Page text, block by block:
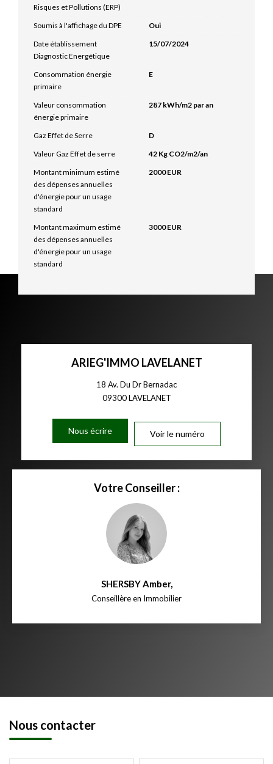
Risques et Pollutions (ERP)
Soumis à l'affichage du DPE
Oui
Date établissement
Diagnostic Energétique
15/07/2024
Consommation énergie
primaire
E
Valeur consommation
énergie primaire
287 kWh/m2 par an
Gaz Effet de Serre
D
Valeur Gaz Effet de serre
42 Kg CO2/m2/an
Montant minimum estimé
des dépenses annuelles
d'énergie pour un usage
standard
2000 EUR
Montant maximum estimé
des dépenses annuelles
d'énergie pour un usage
standard
3000 EUR
ARIEG'IMMO LAVELANET
18 Av. Du Dr Bernadac
09300LAVELANET
Nous écrire Voir le numéro
Votre Conseiller :
SHERSBY Amber,
Conseillère en Immobilier
Nous contacter